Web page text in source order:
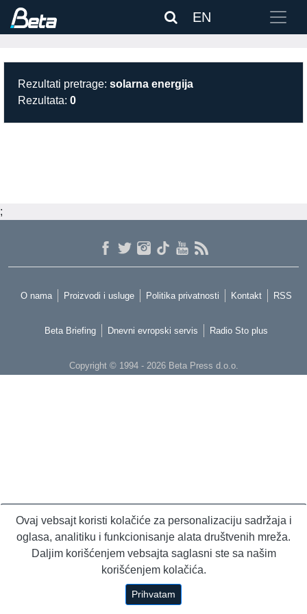
EN
Rezultati pretrage: solarna energija
Rezultata: 0
;
O nama Proizvodi i usluge Politika privatnosti Kontakt RSS
Beta Briefing Dnevni evropski servis Radio Sto plus
Copyright © 1994 - 2026 Beta Press d.o.o.
Ovaj vebsajt koristi kolačiće za personalizaciju sadržaja i
oglasa, analitiku i funkcionisanje alata društvenih mreža.
Daljim korišćenjem vebsajta saglasni ste sa našim
korišćenjem kolačića.
Prihvatam